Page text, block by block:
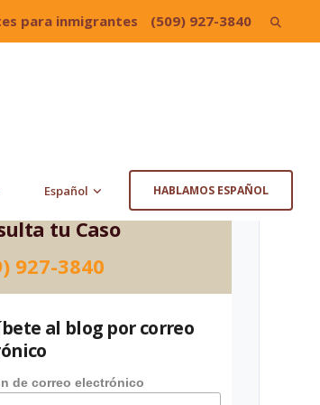
para inmigrantes (509) 927-3840 Search
Español HABLAMOS ESPAÑOL
tu Caso
927-3840
al blog por correo
de correo electrónico